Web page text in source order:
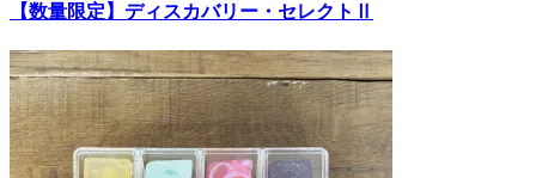
【数量限定】ディスカバリー・セレクトⅡ